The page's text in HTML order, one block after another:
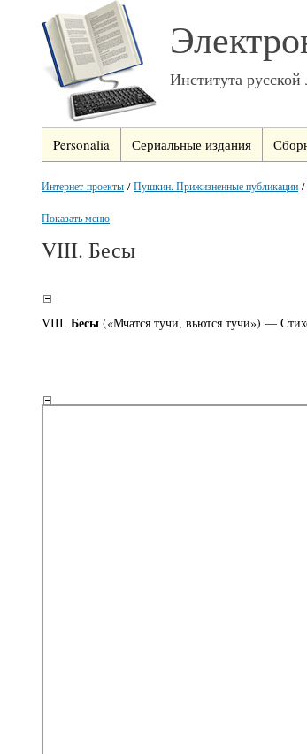
Института
Personalia Сериальные издания
Интернет-проекты /Пушкин. Прижизненные публикации /
Показать меню
VIII. Бесы
VIII. Бесы («Мчатся тучи, вьются тучи») —